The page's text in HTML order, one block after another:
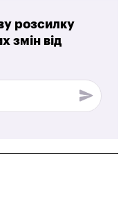
розсилку
змін від